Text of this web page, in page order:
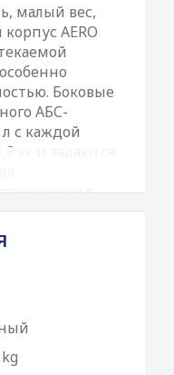
малый вес,
AERO
Боковые
АБС-
с каждой
кг и являются
в
АБС-пластик
и
Кроме того,
жесткостью,